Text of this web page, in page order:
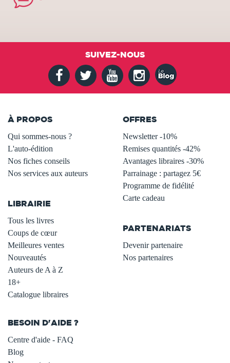
SUIVEZ-NOUS
À PROPOS
Qui sommes-nous ?
L'auto-édition
Nos fiches conseils
Nos services aux auteurs
LIBRAIRIE
Tous les livres
Coups de cœur
Meilleures ventes
Nouveautés
Auteurs de A à Z
18+
Catalogue libraires
OFFRES
Newsletter -10%
Remises quantités -42%
Avantages libraires -30%
Parrainage : partagez 5€
Programme de fidélité
Carte cadeau
PARTENARIATS
Devenir partenaire
Nos partenaires
BESOIN D'AIDE ?
Centre d'aide - FAQ
Blog